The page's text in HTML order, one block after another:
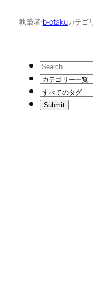
執筆者:b-otakuカテゴ